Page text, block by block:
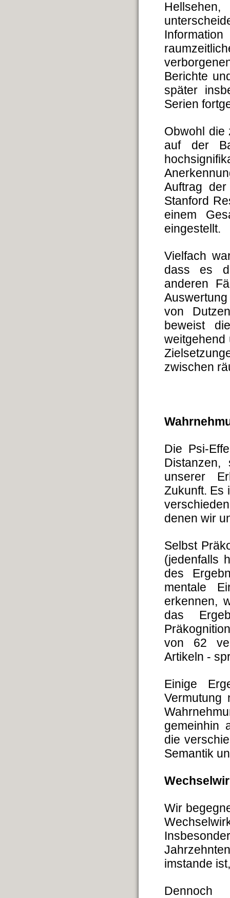
Berichte
später
Serien
Obwohl die
auf der
Auftrag
Stanford
einem
eingestellt.
Vielfach
dass es
anderen
von
beweist
weitgehend
zwischen
Die Psi-
Distanzen,
unserer
Zukunft. Es
denen wir
Selbst
(jedenfalls
des
mentale
erkennen,
das
von 62
Artikeln -
Einige
Vermutung
gemeinhin
die
Semantik
Wir
imstande